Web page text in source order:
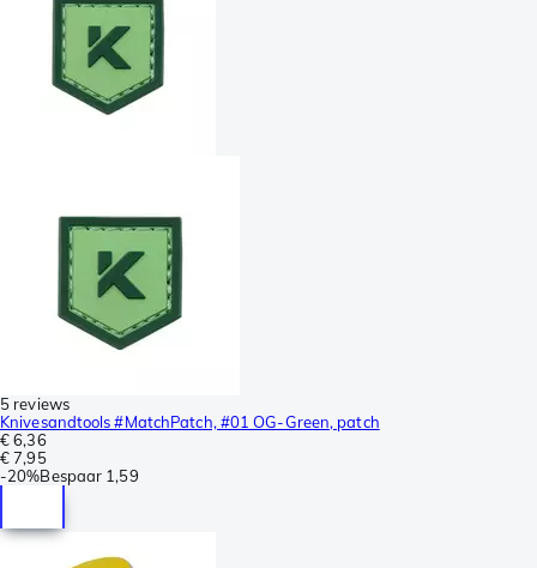
5 reviews
Knivesandtools #MatchPatch, #01 OG-Green, patch
€ 6,36
€ 7,95
-20%Bespaar 1,59